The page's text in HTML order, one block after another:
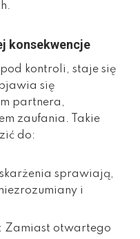
konsekwencje
kontroli, staje się
się
partnera,
zaufania. Takie
do:
sprawiają,
i
: Zamiast otwartego